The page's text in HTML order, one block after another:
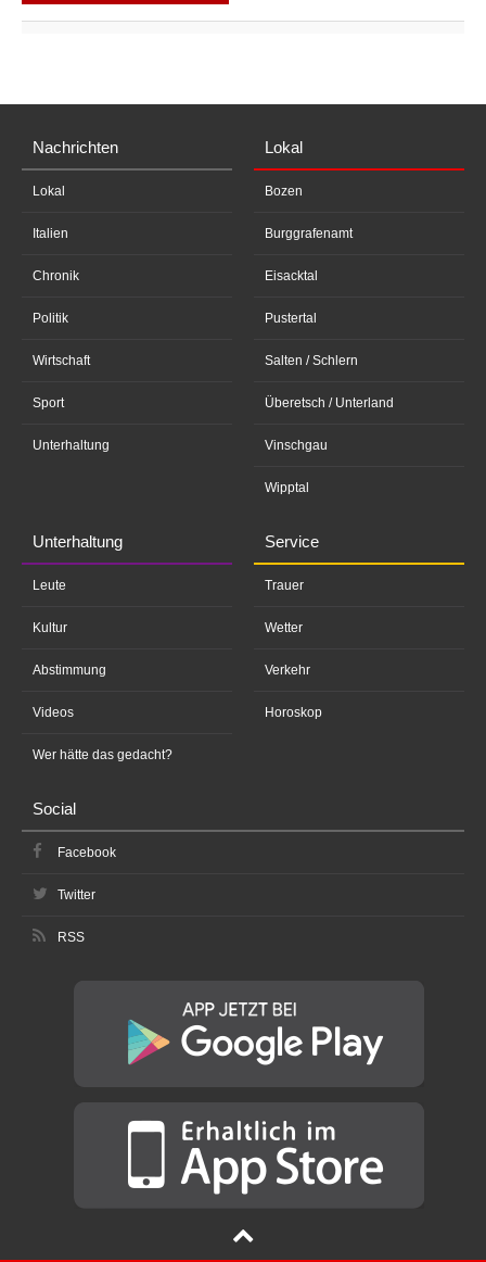
Nachrichten
Lokal
Italien
Chronik
Politik
Wirtschaft
Sport
Unterhaltung
Lokal
Bozen
Burggrafenamt
Eisacktal
Pustertal
Salten / Schlern
Überetsch / Unterland
Vinschgau
Wipptal
Unterhaltung
Leute
Kultur
Abstimmung
Videos
Wer hätte das gedacht?
Service
Trauer
Wetter
Verkehr
Horoskop
Social
Facebook
Twitter
RSS